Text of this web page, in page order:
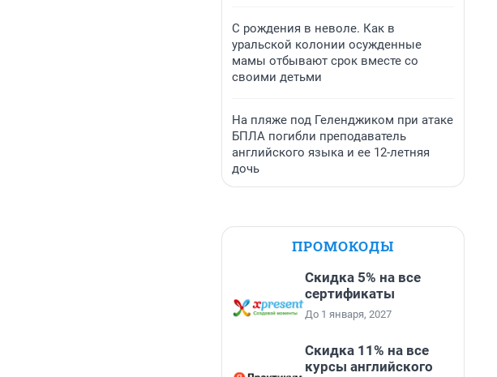
С рождения в неволе. Как в
уральской колонии осужденные
мамы отбывают срок вместе со
своими детьми
На пляже под Геленджиком при атаке
БПЛА погибли преподаватель
английского языка и ее 12-летняя
дочь
ПРОМОКОДЫ
Скидка 5% на все
сертификаты
До 1 января, 2027
Скидка 11% на все
курсы английского